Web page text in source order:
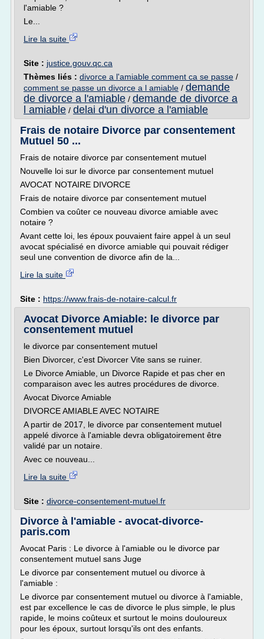
l'amiable ?
Le...
Lire la suite
Site : justice.gouv.qc.ca
Thèmes liés : divorce a l'amiable comment ca se passe /
comment se passe un divorce a l amiable / demande
de divorce a l'amiable / demande de divorce a
l amiable / delai d'un divorce a l'amiable
Frais de notaire Divorce par consentement
Mutuel 50 ...
Frais de notaire divorce par consentement mutuel
Nouvelle loi sur le divorce par consentement mutuel
AVOCAT NOTAIRE DIVORCE
Frais de notaire divorce par consentement mutuel
Combien va coûter ce nouveau divorce amiable avec
notaire ?
Avant cette loi, les époux pouvaient faire appel à un seul
avocat spécialisé en divorce amiable qui pouvait rédiger
seul une convention de divorce afin de la...
Lire la suite
Site : https://www.frais-de-notaire-calcul.fr
Avocat Divorce Amiable: le divorce par
consentement mutuel
le divorce par consentement mutuel
Bien Divorcer, c'est Divorcer Vite sans se ruiner.
Le Divorce Amiable, un Divorce Rapide et pas cher en
comparaison avec les autres procédures de divorce.
Avocat Divorce Amiable
DIVORCE AMIABLE AVEC NOTAIRE
A partir de 2017, le divorce par consentement mutuel
appelé divorce à l'amiable devra obligatoirement être
validé par un notaire.
Avec ce nouveau...
Lire la suite
Site : divorce-consentement-mutuel.fr
Divorce à l'amiable - avocat-divorce-
paris.com
Avocat Paris : Le divorce à l'amiable ou le divorce par
consentement mutuel sans Juge
Le divorce par consentement mutuel ou divorce à
l'amiable :
Le divorce par consentement mutuel ou divorce à l'amiable,
est par excellence le cas de divorce le plus simple, le plus
rapide, le moins coûteux et surtout le moins douloureux
pour les époux, surtout lorsqu'ils ont des enfants.